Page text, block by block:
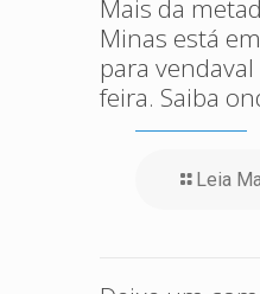
Mais da
Minas está
para vendaval
feira. Saiba
Leia